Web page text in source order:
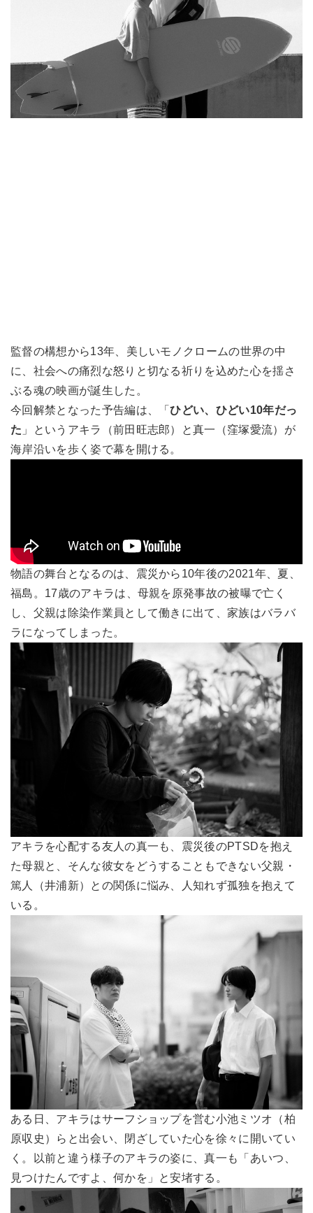
監督の構想から13年、美しいモノクロームの世界の中
に、社会への痛烈な怒りと切なる祈りを込めた心を揺さ
ぶる魂の映画が誕生した。
今回解禁となった予告編は、「ひどい、ひどい10年だっ
た 」というアキラ（前田旺志郎）と真一（窪塚愛流）が
海岸沿いを歩く姿で幕を開ける。
物語の舞台となるのは、震災から10年後の2021年、夏、
福島。17歳のアキラは、母親を原発事故の被曝で亡く
し、父親は除染作業員として働きに出て、家族はバラバ
ラになってしまった。
アキラを心配する友人の真一も、震災後のPTSDを抱え
た母親と、そんな彼女をどうすることもできない父親・
篤人（井浦新）との関係に悩み、人知れず孤独を抱えて
いる。
ある日、アキラはサーフショップを営む小池ミツオ（柏
原収史）らと出会い、閉ざしていた心を徐々に開いてい
く。以前と違う様子のアキラの姿に、真一も「あいつ、
見つけたんですよ、何かを」と安堵する。